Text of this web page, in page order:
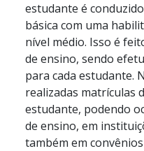
estudante é
básica com uma
nível médio. Isso é
de ensino, sendo
para cada estudante.
realizadas matrículas
estudante, podendo
de ensino, em
também em